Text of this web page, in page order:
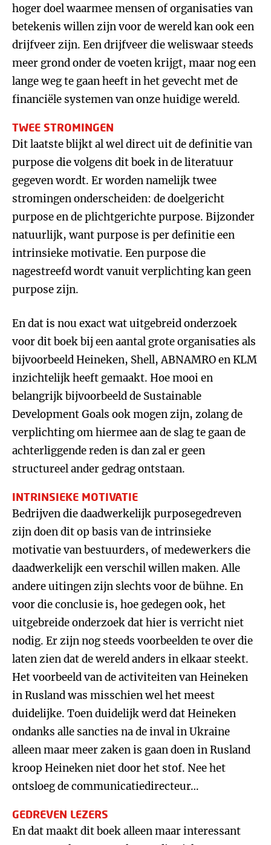
hoger doel waarmee mensen of organisaties van
betekenis willen zijn voor de wereld kan ook een
drijfveer zijn. Een drijfveer die weliswaar steeds
meer grond onder de voeten krijgt, maar nog een
lange weg te gaan heeft in het gevecht met de
financiële systemen van onze huidige wereld.
TWEE STROMINGEN
Dit laatste blijkt al wel direct uit de definitie van
purpose die volgens dit boek in de literatuur
gegeven wordt. Er worden namelijk twee
stromingen onderscheiden: de doelgericht
purpose en de plichtgerichte purpose. Bijzonder
natuurlijk, want purpose is per definitie een
intrinsieke motivatie. Een purpose die
nagestreefd wordt vanuit verplichting kan geen
purpose zijn.
En dat is nou exact wat uitgebreid onderzoek
voor dit boek bij een aantal grote organisaties als
bijvoorbeeld Heineken, Shell, ABNAMRO en KLM
inzichtelijk heeft gemaakt. Hoe mooi en
belangrijk bijvoorbeeld de Sustainable
Development Goals ook mogen zijn, zolang de
verplichting om hiermee aan de slag te gaan de
achterliggende reden is dan zal er geen
structureel ander gedrag ontstaan.
INTRINSIEKE MOTIVATIE
Bedrijven die daadwerkelijk purposegedreven
zijn doen dit op basis van de intrinsieke
motivatie van bestuurders, of medewerkers die
daadwerkelijk een verschil willen maken. Alle
andere uitingen zijn slechts voor de bühne. En
voor die conclusie is, hoe gedegen ook, het
uitgebreide onderzoek dat hier is verricht niet
nodig. Er zijn nog steeds voorbeelden te over die
laten zien dat de wereld anders in elkaar steekt.
Het voorbeeld van de activiteiten van Heineken
in Rusland was misschien wel het meest
duidelijke. Toen duidelijk werd dat Heineken
ondanks alle sancties na de inval in Ukraine
alleen maar meer zaken is gaan doen in Rusland
kroop Heineken niet door het stof. Nee het
ontsloeg de communicatiedirecteur…
GEDREVEN LEZERS
En dat maakt dit boek alleen maar interessant